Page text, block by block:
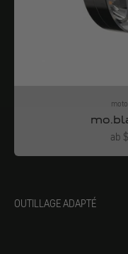
ab
OUTILLAGE ADAPTÉ